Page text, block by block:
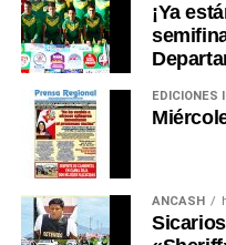
¡Ya
EDICIONES
ANCASH